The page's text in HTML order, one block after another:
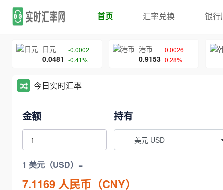
首页 汇率兑换 银行
日元
0.0481
-0.0002
-0.41%
港币
0.9153
0.0026
0.28%
今日实时汇率
金额 持有
美元 USD
1 美元（USD）=
7.1169 人民币（CNY）